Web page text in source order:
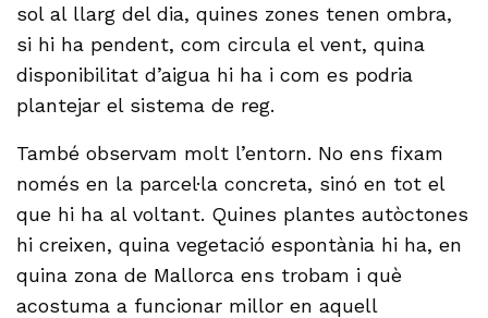
sol al llarg del dia, quines zones tenen ombra,
si hi ha pendent, com circula el vent, quina
disponibilitat d’aigua hi ha i com es podria
plantejar el sistema de reg.
També observam molt l’entorn. No ens fixam
només en la parcel·la concreta, sinó en tot el
que hi ha al voltant. Quines plantes autòctones
hi creixen, quina vegetació espontània hi ha, en
quina zona de Mallorca ens trobam i què
acostuma a funcionar millor en aquell